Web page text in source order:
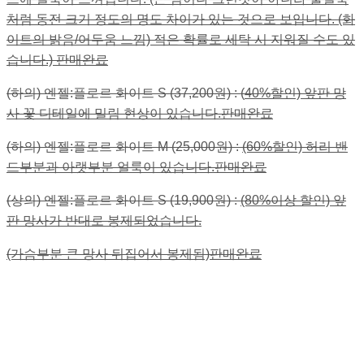
처럼 동전 크기 정도의 명도 차이가 있는 것으로 보입니다. (화
이트의 밝음/어두움 느낌) 적은 확률로 세탁 시 지워질 수도 있
습니다.) 판매완료
(하의) 엔젤:플로르 화이트 S (37,200원) : (40%할인) 앞판 망
사 꽃 디테일에 밀림 현상이 있습니다.판매완료
(하의) 엔젤:플로르 화이트 M (25,000원) :(60%할인) 허리 밴
드부분과 아랫부분 얼룩이 있습니다.판매완료
(상의) 엔젤:플로르 화이트 S (19,900원) :(80%이상 할인) 앞
판 망사가 반대로 봉제되었습니다.
(가슴부분 큰 망사 뒤집어서 봉제됨)판매완료